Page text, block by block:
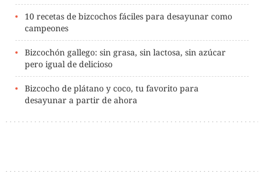
10 recetas de bizcochos fáciles para desayunar como
campeones
Bizcochón gallego: sin grasa, sin lactosa, sin azúcar
pero igual de delicioso
Bizcocho de plátano y coco, tu favorito para
desayunar a partir de ahora